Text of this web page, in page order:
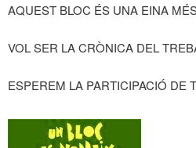
AQUEST BLOC ÉS UNA EINA MÉS
VOL SER LA CRÒNICA DEL
ESPEREM LA PARTICIPACIÓ DE